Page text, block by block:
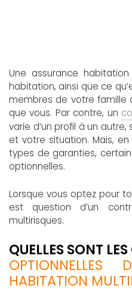
Une assurance
habitation, ainsi que ce
membres de votre famille
que vous. Par contre, un
varie d’un profil à un
et votre situation. Mais,
types de garanties,
optionnelles.
Lorsque vous optez pour
est question d’un
multirisques.
QUELLES SONT
OPTIONNELLES
HABITATION